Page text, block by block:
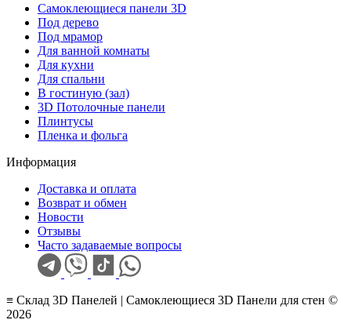
Самоклеющиеся панели 3D
Под дерево
Под мрамор
Для ванной комнаты
Для кухни
Для спальни
В гостиную (зал)
3D Потолочные панели
Плинтусы
Пленка и фольга
Информация
Доставка и оплата
Возврат и обмен
Новости
Отзывы
Часто задаваемые вопросы
≡ Склад 3D Панелей | Самоклеющиеся 3D Панели для стен ©
2026